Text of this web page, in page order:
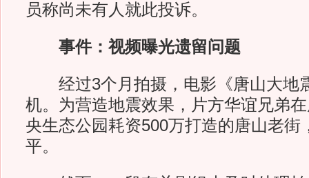
员称尚未有人就此投诉。
事件：视频曝光遗留问题
经过3个月拍摄，电影《唐山大地
机。为营造地震效果，片方华谊兄弟
央生态公园耗资500万打造的唐山老街
平。